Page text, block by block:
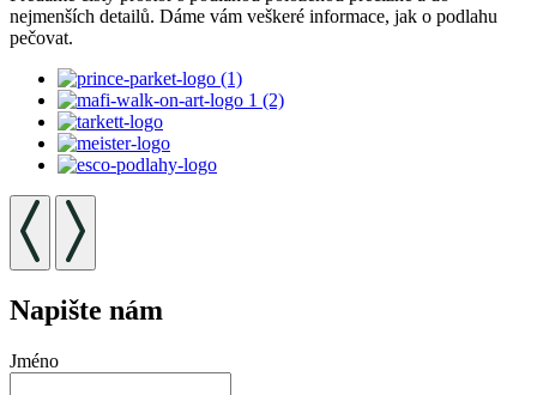
nejmenších detailů. Dáme vám veškeré informace, jak o podlahu
pečovat.
Napište nám
Jméno